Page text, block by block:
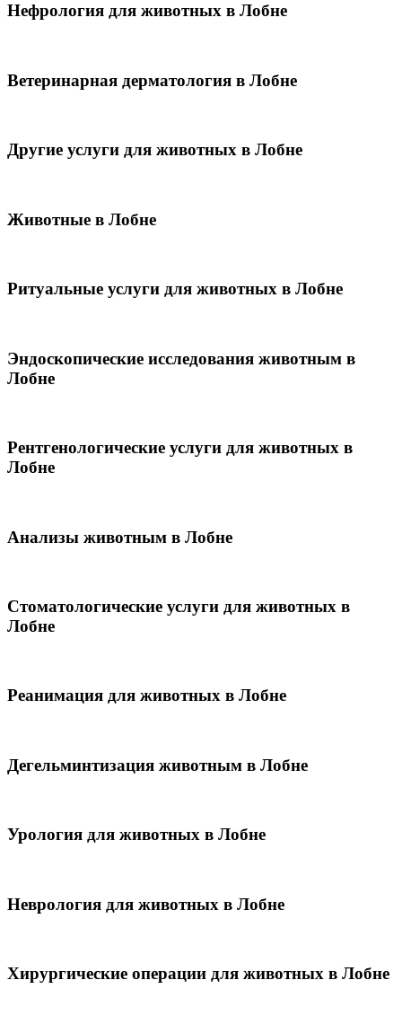
Нефрология для животных в Лобне
Ветеринарная дерматология в Лобне
Другие услуги для животных в Лобне
Животные в Лобне
Ритуальные услуги для животных в Лобне
Эндоскопические исследования животным в
Лобне
Рентгенологические услуги для животных в
Лобне
Анализы животным в Лобне
Стоматологические услуги для животных в
Лобне
Реанимация для животных в Лобне
Дегельминтизация животным в Лобне
Урология для животных в Лобне
Неврология для животных в Лобне
Хирургические операции для животных в Лобне